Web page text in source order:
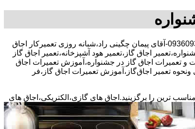
30 در صد تخفیف.بیمه رایگان،09360937370-آقای پیمان چگینی راد،شبانه روزی تعمیرکار اجاق
اجاق گاز،تعمیر هود آشپزخانه،تعمیر اجاق گاز
و تعمیرات اجاق گاز در جشنواره،آموزش تعمیرات اجاق
تعمیر اجاق‌گاز،آموزش تعمیرات اجاق گاز،فر
ترین را برگزینید.اجاق های گازی،الکتریکی،اجاق های